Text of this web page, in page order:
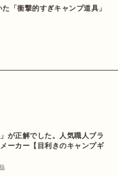
「衝撃的すぎキャンプ道具」
が正解でした。人気職人ブラ
ーカー【目利きのキャンプギ